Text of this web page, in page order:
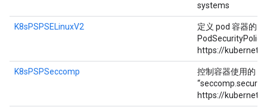
systems
K8sPSPSELinuxV2
定义 pod 容器的
https://
K8sPSPSeccomp
控制容器使用的
https://